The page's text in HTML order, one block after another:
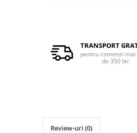
TRANSPORT
pentru comenzi
de 350 lei
Review-uri (0)